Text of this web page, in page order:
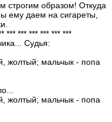
образом! Откуда
ему даем на сигареты,
*** *** *** *** *** ***
Судья:
жолтый; мальчык - попа
жолтый; мальчык - попа